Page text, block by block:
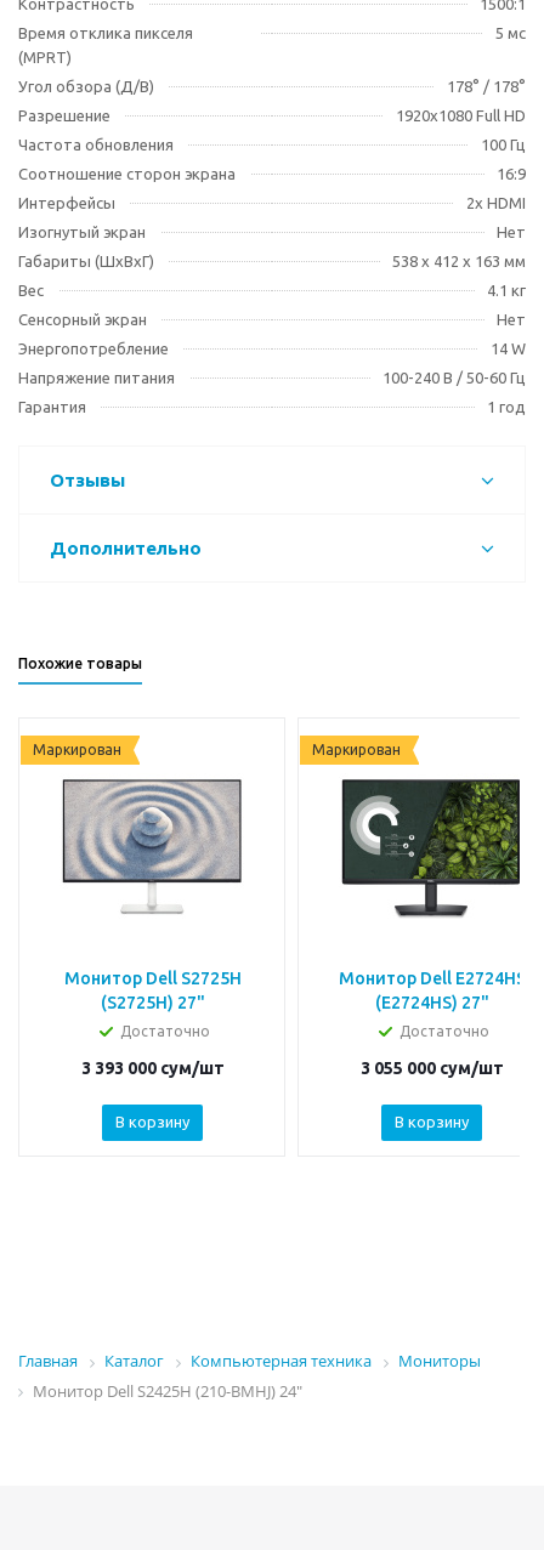
Контрастность
1500:1
Время отклика пикселя
(MPRT)
5 мс
Угол обзора (Д/В)
178° / 178°
Разрешение
1920x1080 Full HD
Частота обновления
100 Гц
Соотношение сторон экрана
16:9
Интерфейсы
2х HDMI
Изогнутый экран
Нет
Габариты (ШхВхГ)
538 x 412 x 163 мм
Вес
4.1 кг
Сенсорный экран
Нет
Энергопотребление
14 W
Напряжение питания
100-240 В / 50-60 Гц
Гарантия
1 год
Отзывы
Дополнительно
Похожие товары
Маркирован
Монитор Dell S2725H
(S2725H) 27"
Достаточно
3 393 000сум/шт
В корзину
Маркирован
Монитор Dell E2724HS
(E2724HS) 27"
Достаточно
3 055 000сум/шт
В корзину
Главная Каталог Компьютерная техника
Мониторы
Монитор Dell S2425H (210-BMHJ) 24"